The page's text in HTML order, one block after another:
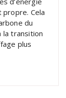
Cela
du
transition
plus